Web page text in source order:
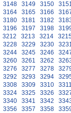
3148 3149 3150
3164 3165 3166
3180 3181 3182
3196 3197 3198
3212 3213 3214
3228 3229 3230
3244 3245 3246
3260 3261 3262
3276 3277 3278
3292 3293 3294
3308 3309 3310
3324 3325 3326
3340 3341 3342
3356 3357 3358